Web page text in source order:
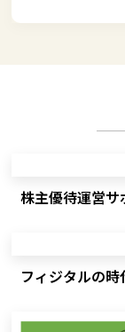
株主優待運営
フィジタルの